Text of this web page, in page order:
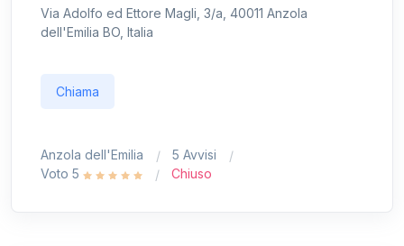
Via Adolfo ed Ettore Magli, 3/a, 40011 Anzola
dell'Emilia BO, Italia
Chiama
Anzola dell'Emilia
5 Avvisi
Voto 5
Chiuso